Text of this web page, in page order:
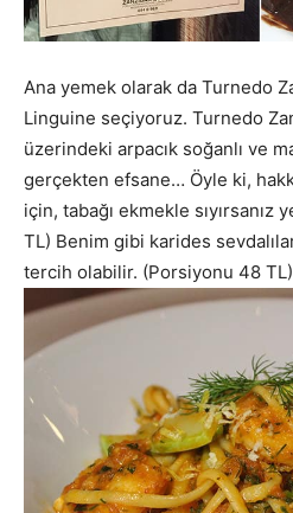
Ana yemek olarak da Turnedo
Linguine seçiyoruz. Turnedo
üzerindeki arpacık soğanlı ve
gerçekten efsane… Öyle ki,
için, tabağı ekmekle sıyırsanız
TL) Benim gibi karides
tercih olabilir. (Porsiyonu 48 TL)